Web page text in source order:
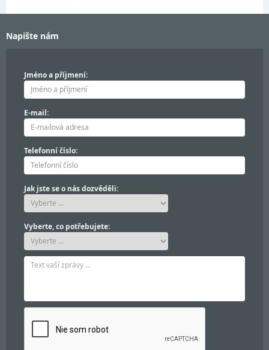
Napište nám
Jméno a příjmení:
E-mail:
Telefonní číslo:
Jak jste se o nás dozvěděli:
Vyberte, co potřebujete: